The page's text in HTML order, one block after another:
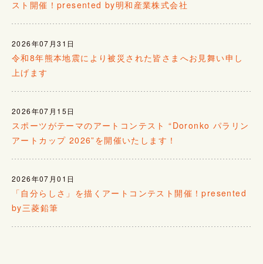
スト開催！presented by明和産業株式会社
2026年07月31日
令和8年熊本地震により被災された皆さまへお見舞い申し
上げます
2026年07月15日
スポーツがテーマのアートコンテスト “Doronko パラリン
アートカップ 2026”を開催いたします！
2026年07月01日
「自分らしさ」を描くアートコンテスト開催！presented
by三菱鉛筆